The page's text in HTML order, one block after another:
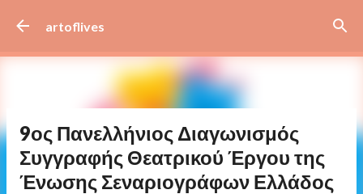
artoflives
9ος Πανελλήνιος Διαγωνισμός
Συγγραφής Θεατρικού Έργου της
Ένωσης Σεναριογράφων Ελλάδος